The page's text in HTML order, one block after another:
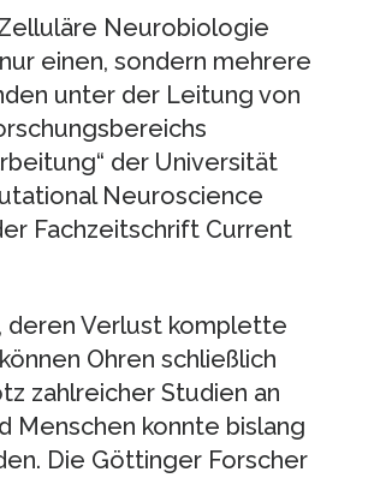
Neurobiologie
einen, sondern mehrere
unter der Leitung von
der Universität
Neuroscience
Fachzeitschrift Current
deren Verlust komplette
Ohren schließlich
zahlreicher Studien an
Menschen konnte bislang
Die Göttinger Forscher